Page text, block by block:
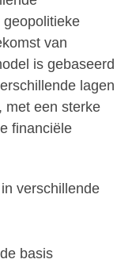
van
is gebaseerd
lagen
met een sterke
financiële
verschillende
basis